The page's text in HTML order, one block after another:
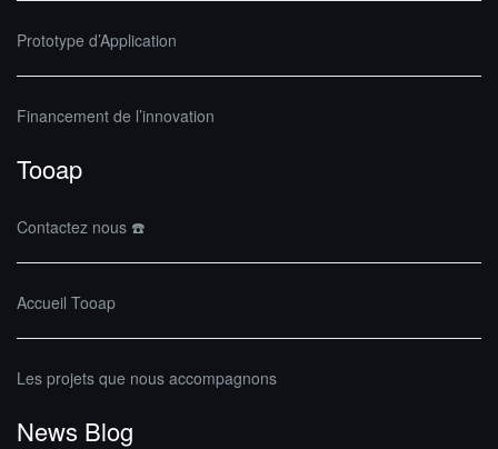
Prototype d’Application
Financement de l’innovation
Tooap
Contactez nous ☎️
Accueil Tooap
Les projets que nous accompagnons
News Blog